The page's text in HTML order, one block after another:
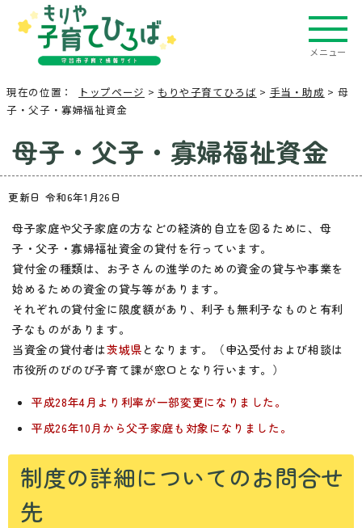
メニュー
現在の位置： トップページ > もりや子育てひろば > 手当・助成 > 母
子・父子・寡婦福祉資金
母子・父子・寡婦福祉資金
更新日 令和6年1月26日
母子家庭や父子家庭の方などの経済的自立を図るために、母
子・父子・寡婦福祉資金の貸付を行っています。
貸付金の種類は、お子さんの進学のための資金の貸与や事業を
始めるための資金の貸与等があります。
それぞれの貸付金に限度額があり、利子も無利子なものと有利
子なものがあります。
当資金の貸付者は茨城県 となります。（申込受付および相談は
市役所のびのび子育て課が窓口となり行います。）
平成28年4月より利率が一部変更になりました。
平成26年10月から父子家庭も対象になりました。
制度の詳細についてのお問合せ
先